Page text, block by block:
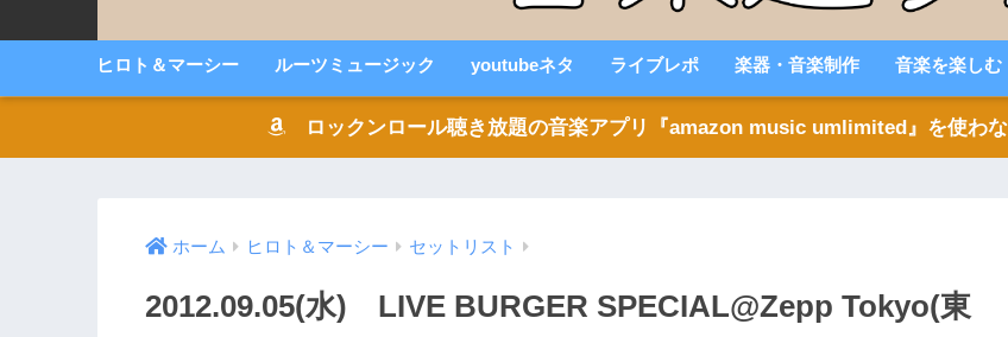
ヒロト＆マーシー ルーツミュージック youtubeネタ ライブレポ 楽器・音楽制作 音楽を楽しむ
ロックンロール聴き放題の音楽アプリ『amazon music umlimited』を使わな
ホーム ヒロト＆マーシー セットリスト
2012.09.05(水) LIVE BURGER SPECIAL@Zepp Tokyo(東